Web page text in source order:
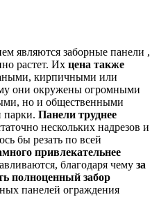
являются заборные панели ,
растет. Их цена также
кирпичными или
они окружены огромными
но и общественными
парки. Панели труднее
нескольких надрезов и
бы резать по всей
привлекательнее
благодаря чему за
полноценный забор
панелей ограждения